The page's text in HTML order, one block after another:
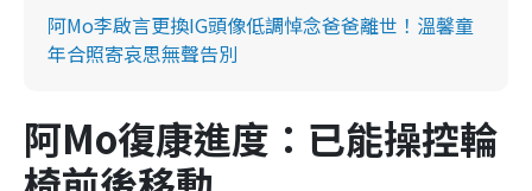
阿Mo李啟言更換IG頭像低調悼念爸爸離世！溫馨童
年合照寄哀思無聲告別
阿Mo復康進度：已能操控輪